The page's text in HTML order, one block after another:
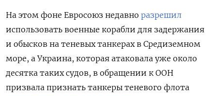
На этом фоне Евросоюз недавно разрешил
использовать военные корабли для задержания
и обысков на теневых танкерах в Средиземном
море, а Украина, которая атаковала уже около
десятка таких судов, в обращении к ООН
призвала признать танкеры теневого флота